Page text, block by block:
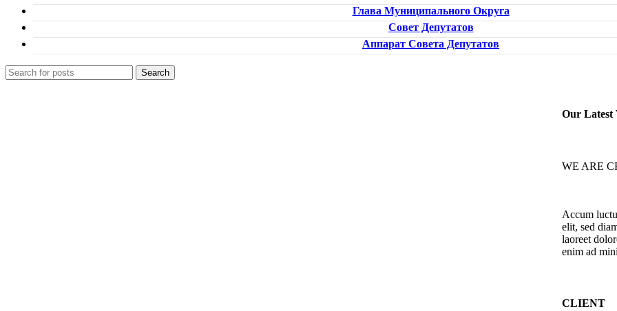
Глава Муниципального Округа
Совет Депутатов
Аппарат Совета Депутатов
Search
Our Latest
WE ARE
Accum
elit, sed
laoreet
enim ad
CLIENT